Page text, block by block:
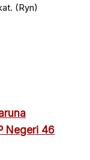
(Ryn)
Negeri 46